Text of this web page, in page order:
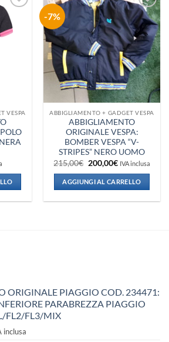
Aggiungi
alla lista
dei
desideri
VESPA
-7%
Aggiungi
alla lista
dei
desideri
ABBIGLIAMENTO + GADGET VESPA
ABBIGLIAMENTO
ORIGINALE VESPA:
BOMBER VESPA “V-
STRIPES” NERO UOMO
215,00€ Il
prezzo
originale
era:
215,00€.
200,00€Il
attuale
è:
200,00€.
IVA inclusa
AGGIUNGI AL CARRELLO
ORIGINALE PIAGGIO COD. 234471:
PARABREZZA PIAGGIO
FL2/FL3/MIX
inclusa